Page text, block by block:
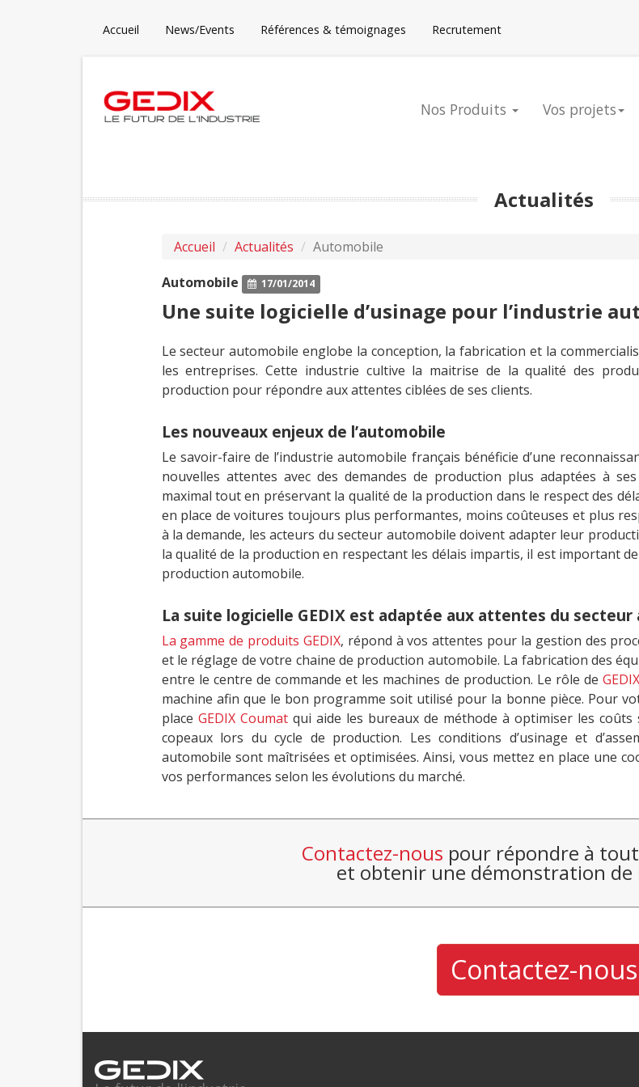
Accueil News/Events Références & témoignages Recrutement
Nos Produits Vos projets
Actualités
Accueil Actualités
Automobile
Automobile
17/01/2014
Une suite logicielle d’usinage pour l’industrie
Le secteur automobile englobe la conception, la fabrication et la
les entreprises. Cette industrie cultive la maitrise de la qualité des
production pour répondre aux attentes ciblées de ses clients.
Les nouveaux enjeux de l’automobile
Le savoir-faire de l’industrie automobile français bénéficie d’une
nouvelles attentes avec des demandes de production plus adaptées à
maximal tout en préservant la qualité de la production dans le respect des
en place de voitures toujours plus performantes, moins coûteuses et plus
à la demande, les acteurs du secteur automobile doivent adapter leur
la qualité de la production en respectant les délais impartis, il est important
production automobile.
La suite logicielle GEDIX est adaptée aux attentes du
La gamme de produits GEDIX, répond à vos attentes pour la gestion des
et le réglage de votre chaine de production automobile. La fabrication des
entre le centre de commande et les machines de production. Le rôle de
machine afin que le bon programme soit utilisé pour la bonne pièce. Pour
place GEDIX Coumatqui aide les bureaux de méthode à optimiser les
copeaux lors du cycle de production. Les conditions d’usinage et
automobile sont maîtrisées et optimisées. Ainsi, vous mettez en place une
vos performances selon les évolutions du marché.
Contactez-nous pour répondre à
et obtenir une démonstration de
Contactez-nous